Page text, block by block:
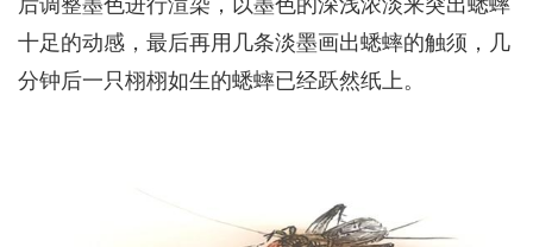
后调整墨色进行渲染，以墨色的深浅浓淡来突出蟋蟀
十足的动感，最后再用几条淡墨画出蟋蟀的触须，几
分钟后一只栩栩如生的蟋蟀已经跃然纸上。